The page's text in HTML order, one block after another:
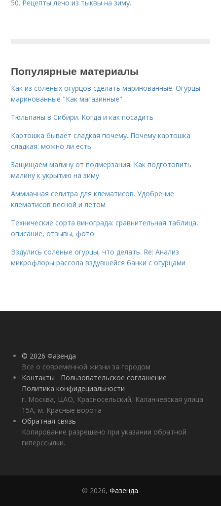
50. Рецепты лечо из тыквы на зиму.
Популярные материалы
Как из соленых огурцов сделать маринованные. Огурцы
маринованные "Как магазинные"
Тюльпаны в Сибири. Когда и как посадить
Картошка бывает сладкая почему. Почему картошка
сладкая: можно ли есть
Защищаем малину от подмерзания. Как подготовить
малину к укрытию на зиму
Аммиачная селитра для клематисов. Удобрение
клематисов весной и летом
Технические сорта винограда: сравнительная таблица,
описание, отзывы, фото
Вздулись соленые огурцы, что делать. Re: Анализ
микрофлоры рассола вздувшейся банки с огурцами
© 2026 Фазенда
Все о современной жизни за городом
Контакты
Пользовательское соглашение
Политика конфидециальности
г. Москва, ЦАО, Красносельский, Каланчевская улица
15А, м. Красные ворота
Обратная связь
Копирование разрешено при указании обратной
гиперссылки.
© 2026, Фазенда.